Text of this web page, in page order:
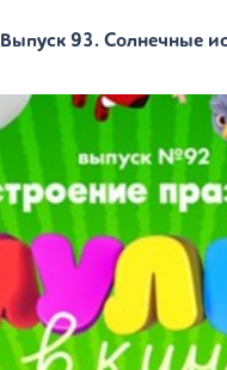
Выпуск 93. Солнечные